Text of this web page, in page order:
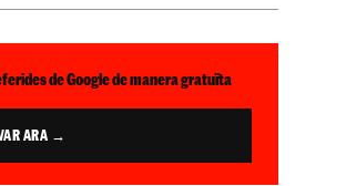
de Google de manera gratuïta
ARA →